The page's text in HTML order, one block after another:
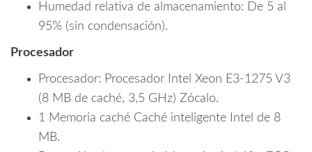
Humedad relativa de almacenamiento: De 5 al
95% (sin condensación).
Procesador
Procesador: Procesador Intel Xeon E3-1275 V3
(8 MB de caché, 3,5 GHz) Zócalo.
1 Memoria caché Caché inteligente Intel de 8
MB.